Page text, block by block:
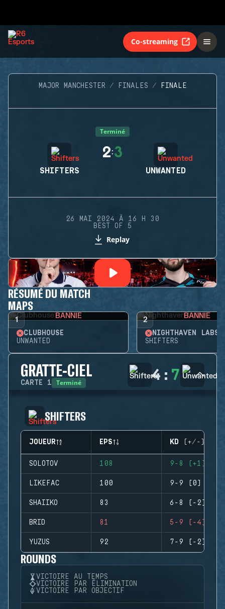
Co-streaming
MAJOR MANCHESTER FINALES FINALE
Terminé
SHIFTERS
2:3
UNWANTED
26 MAI 2024 À 16 H 30
BEST OF 5
Replay
RÉSUMÉ DU MATCH
MAPS
1 BANNIE
CLUBHOUSE
UNWANTED
2 BANNIE
NIGHTHAVEN LABS
SHIFTERS
GRATTE-CIEL
CARTE 1 Terminé 4 : 7
SHIFTERS
JOUEUR EPS KD (+/-)
SOLOTOV 108 9-8 (+1)
LIKEFAC 100 9-9 (0)
SHAIIKO 83 6-8 (-2)
BRID 81 5-9 (-4)
YUZUS 92 7-9 (-2)
ROUNDS
VICTOIRE AU TEMPS
VICTOIRE PAR ÉLIMINATION
VICTOIRE PAR OBJECTIF